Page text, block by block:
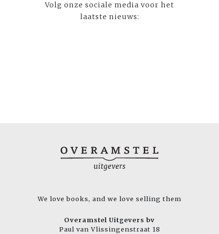
Volg onze sociale media voor het
laatste nieuws:
We love books, and we love selling them
Overamstel Uitgevers bv
Paul van Vlissingenstraat 18